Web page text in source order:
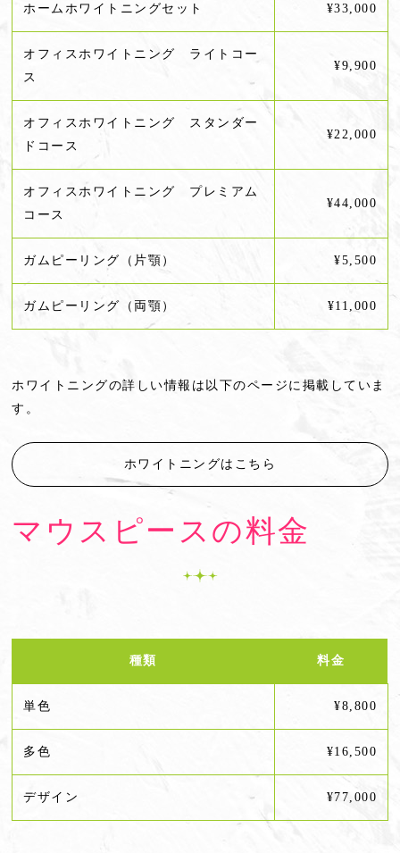
ホームホワイトニングセット ¥33,000
オフィスホワイトニング ライトコー
ス
¥9,900
オフィスホワイトニング スタンダー
ドコース
¥22,000
オフィスホワイトニング プレミアム
コース
¥44,000
ガムピーリング（片顎） ¥5,500
ガムピーリング（両顎） ¥11,000
ホワイトニングの詳しい情報は以下のページに掲載していま
す。
ホワイトニングはこちら
マウスピースの料金
種類 料金
単色 ¥8,800
多色 ¥16,500
デザイン ¥77,000